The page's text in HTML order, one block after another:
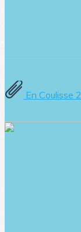
En Coulisse 2